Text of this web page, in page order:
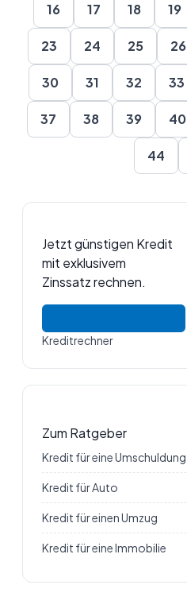
16 17 18 19
23 24 25 26
30 31 32 33
37 38 39 40
44
Jetzt günstigen Kredit
mit exklusivem
Zinssatz rechnen.
Kreditrechner
Zum Ratgeber
Kredit für eine Umschuldung
Kredit für Auto
Kredit für einen Umzug
Kredit für eine Immobilie